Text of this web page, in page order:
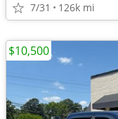
7/31 126k mi
$10,500